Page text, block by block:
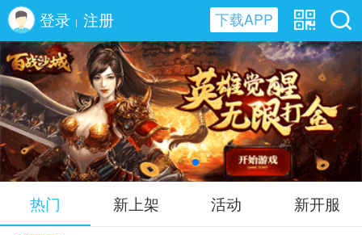
登录 | 注册 下载APP
百战沙城H5
热门 新上架 活动 新开服